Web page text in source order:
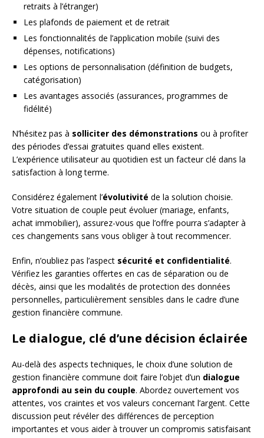
retraits à l’étranger)
Les plafonds de paiement et de retrait
Les fonctionnalités de l’application mobile (suivi des
dépenses, notifications)
Les options de personnalisation (définition de budgets,
catégorisation)
Les avantages associés (assurances, programmes de
fidélité)
N’hésitez pas à solliciter des démonstrations ou à profiter
des périodes d’essai gratuites quand elles existent.
L’expérience utilisateur au quotidien est un facteur clé dans la
satisfaction à long terme.
Considérez également l’évolutivité de la solution choisie.
Votre situation de couple peut évoluer (mariage, enfants,
achat immobilier), assurez-vous que l’offre pourra s’adapter à
ces changements sans vous obliger à tout recommencer.
Enfin, n’oubliez pas l’aspect sécurité et confidentialité.
Vérifiez les garanties offertes en cas de séparation ou de
décès, ainsi que les modalités de protection des données
personnelles, particulièrement sensibles dans le cadre d’une
gestion financière commune.
Le dialogue, clé d’une décision éclairée
Au-delà des aspects techniques, le choix d’une solution de
gestion financière commune doit faire l’objet d’un dialogue
approfondi au sein du couple. Abordez ouvertement vos
attentes, vos craintes et vos valeurs concernant l’argent. Cette
discussion peut révéler des différences de perception
importantes et vous aider à trouver un compromis satisfaisant